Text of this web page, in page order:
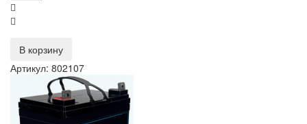
В корзину
Артикул: 802107